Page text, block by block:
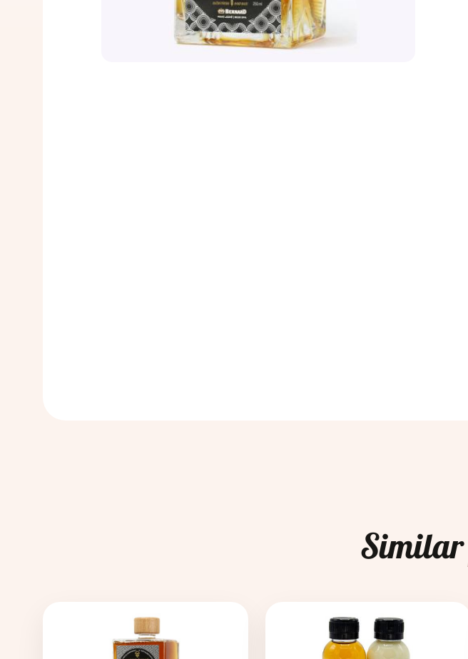
milenio antes de Cristo, cuando los antiguos sumerios la
descubrieron, probablemente por error. Extraviaron el
que cultivaban y se inventó el principio de la fermentación.
almacenamiento del grano que cultivaban. El grano se
almacenaba en vasijas de barro en las que se vertía agua, y
se descubrió el principio de la fermentación.